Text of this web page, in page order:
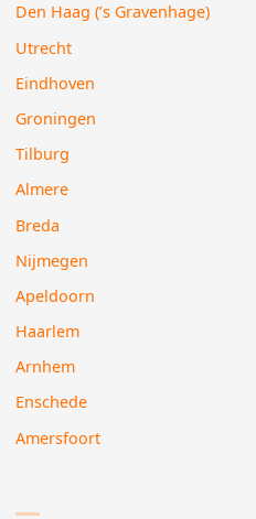
Den Haag (’s Gravenhage)
Utrecht
Eindhoven
Groningen
Tilburg
Almere
Breda
Nijmegen
Apeldoorn
Haarlem
Arnhem
Enschede
Amersfoort